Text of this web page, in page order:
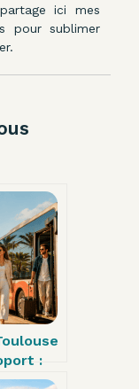
ici mes
pour sublimer
: